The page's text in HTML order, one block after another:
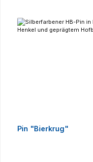
Pin "Bierkrug"